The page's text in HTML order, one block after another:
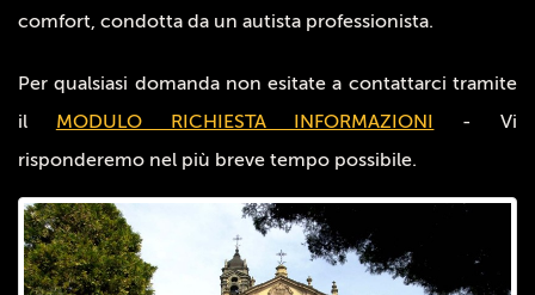
comfort, condotta da un autista professionista.
Per qualsiasi domanda non esitate a contattarci tramite
il MODULO RICHIESTA INFORMAZIONI - Vi
risponderemo nel più breve tempo possibile.